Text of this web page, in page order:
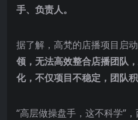
手、负责人。
据了解，高梵的店播项目启动
领，无法高效整合店播团队
化，不仅项目不稳定，团队积
“高层做操盘手，这不科学”